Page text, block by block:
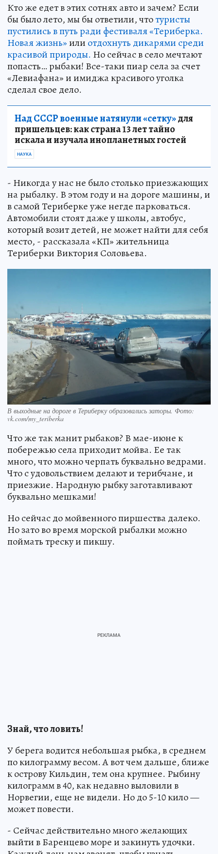
Кто же едет в этих сотнях авто и зачем? Если
бы было лето, мы бы ответили, чтотуристы
пустились в путь ради фестиваля «Териберка.
Новая жизнь»или отдохнуть дикарями среди
красивой природы. Но сейчас в село мечтают
попасть… рыбаки! Все-таки пиар села за счет
«Левиафана» и имиджа красивого уголка
сделал свое дело.
Над СССР военные натянули «сетку»для
пришельцев: как страна 13 лет тайно
искала и изучала инопланетных гостей
НАУКА
- Никогда у нас не было столько приезжающих
на рыбалку. В этом году и на дороге машины, и
в самой Териберке уже негде парковаться.
Автомобили стоят даже у школы, автобус,
который возит детей, не может найти для себя
место, - рассказала «КП» жительница
Териберки Виктория Соловьева.
В выходные на дороге в Териберку образовались заторы. Фото:
vk.com/my_teriberka
Что же так манит рыбаков? В мае-июне к
побережью села приходит мойва. Ее так
много, что можно черпать буквально ведрами.
Что с удовольствием делают и терибчане, и
приезжие. Народную рыбку заготавливают
буквально мешками!
Но сейчас до мойвенного пиршества далеко.
Но зато во время морской рыбалки можно
поймать треску и пикшу.
Знай, что ловить!
У берега водится небольшая рыбка, в среднем
по килограмму весом. А вот чем дальше, ближе
к острову Кильдин, тем она крупнее. Рыбину
килограмм в 40, как недавно выловили в
Норвегии, еще не видели. Но до 5-10 кило —
может повести.
- Сейчас действительно много желающих
выйти в Баренцево море и закинуть удочки.